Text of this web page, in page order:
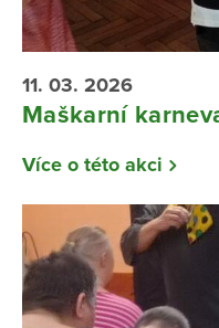
11. 03. 2026
Maškarní
Více o této akci